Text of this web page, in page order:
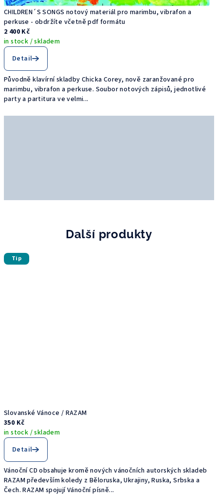
CHILDREN´S SONGS notový materiál pro marimbu, vibrafon a
perkuse - obdržíte včetně pdf formátu
2 400 Kč
in stock / skladem
Detail
Původně klavírní skladby Chicka Corey, nově zaranžované pro
marimbu, vibrafon a perkuse. Soubor notových zápisů, jednotlivé
party a partitura ve velmi...
Další produkty
Slovanské Vánoce / RAZAM
350 Kč
in stock / skladem
Detail
Vánoční CD obsahuje kromě nových vánočních autorských skladeb
RAZAM především koledy z Běloruska, Ukrajiny, Ruska, Srbska a
Čech. RAZAM spojují Vánoční písně...
Tip